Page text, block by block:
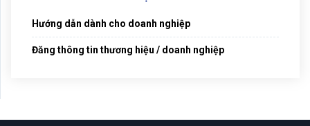
Hướng dẫn dành cho doanh nghiệp
Đăng thông tin thương hiệu / doanh nghiệp